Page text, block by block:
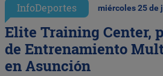
InfoDeportes miércoles 25 de
Elite Training Center,
de Entrenamiento
en Asunción